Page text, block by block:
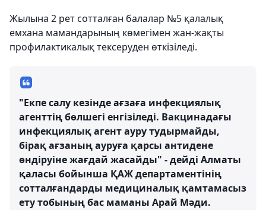
Жылына 2 рет сотталған балалар №5 қалалық
емхана мамандарының көмегімен жан-жақты
профилактикалық тексеруден өткізіледі.
"Екпе салу кезінде ағзаға инфекциялық
агенттің бөлшегі енгізіледі. Вакцинадағы
инфекциялық агент ауру тудырмайды,
бірақ ағзаның ауруға қарсы антидене
өндіруіне жағдай жасайды" - дейді Алматы
қаласы бойынша ҚАЖ департаментінің
сотталғандарды медициналық қамтамасыз
ету тобының бас маманы Арай Мәди.